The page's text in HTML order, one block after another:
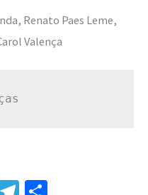
Renato Paes Leme,
Valença